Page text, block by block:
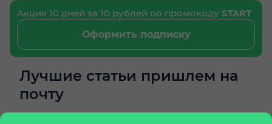
Акция 10 дней за 10 рублей по промокоду START
Оформить подписку
Лучшие статьи пришлем на
почту